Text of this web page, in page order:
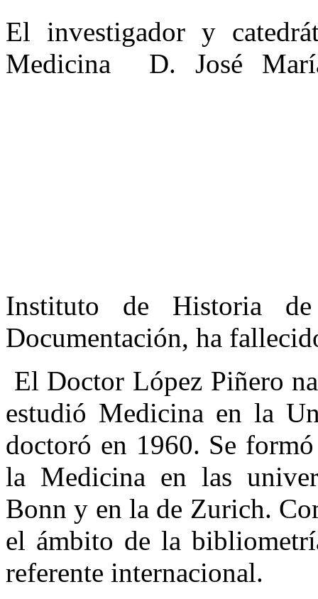
El investigador y
Medicina D. José
Instituto de Historia
Documentación, ha
El Doctor López Piñero
estudió Medicina en la
doctoró en 1960. Se
la Medicina en las
Bonn y en la de Zurich.
el ámbito de la
referente internacional.